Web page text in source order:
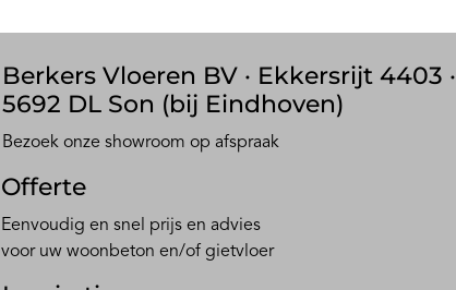
Berkers Vloeren BV · Ekkersrijt 4403 ·
5692 DL Son (bij Eindhoven)
Bezoek onze showroom op afspraak
Offerte
Eenvoudig en snel prijs en advies
voor uw woonbeton en/of gietvloer